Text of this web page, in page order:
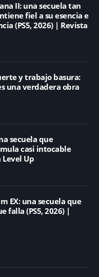
II: una secuela tan
fiel a su esencia e
(PS5, 2026) | Revista
y trabajo basura:
una verdadera obra
secuela que
casi intocable
Level Up
EX: una secuela que
falla (PS5, 2026) |